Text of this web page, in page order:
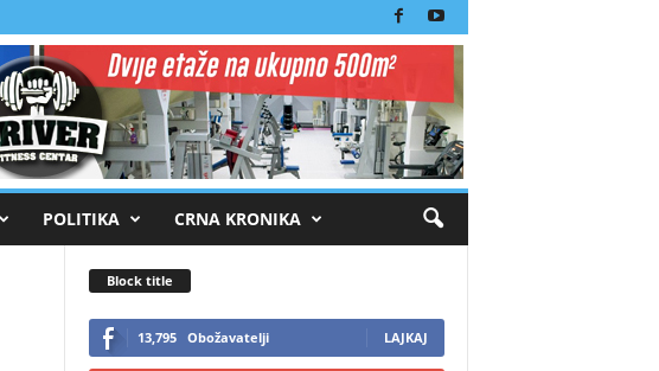
POLITIKA CRNA KRONIKA
Block title
13,795 Obožavatelji LAJKAJ